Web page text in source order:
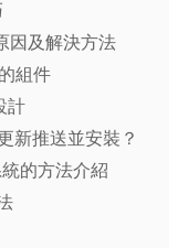
因及解決方法
組件
計
新推送並安裝？
的方法介紹